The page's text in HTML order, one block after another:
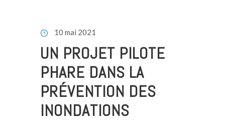
10 mai 2021
UN PROJET PILOTE
PHARE DANS LA
PRÉVENTION DES
INONDATIONS